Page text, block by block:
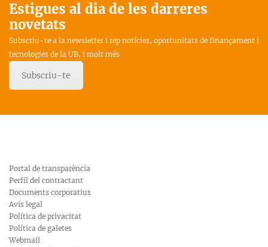
Estigues al dia de les darreres
novetats
Subscriu-te a la newsletter i rep notícies, oportunitats de finançament i
tecnologies de la UB, i molt més
Subscriu-te
Portal de transparència
Perfil del contractant
Documents corporatius
Avís legal
Política de privacitat
Política de galetes
Webmail